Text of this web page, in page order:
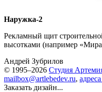
Наружка-2
Рекламный щит
высотками (например
Андрей Зубрилов
© 1995–2026 Студия
mailbox@artlebedev.ru,
Заказать дизайн...